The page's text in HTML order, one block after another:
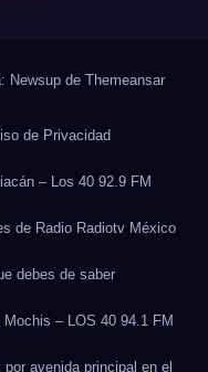
Newsup de Themeansar
de Privacidad
– Los 40 92.9 FM
de Radio Radiotv México
debes de saber
Mochis – LOS 40 94.1 FM
avenida principal en el